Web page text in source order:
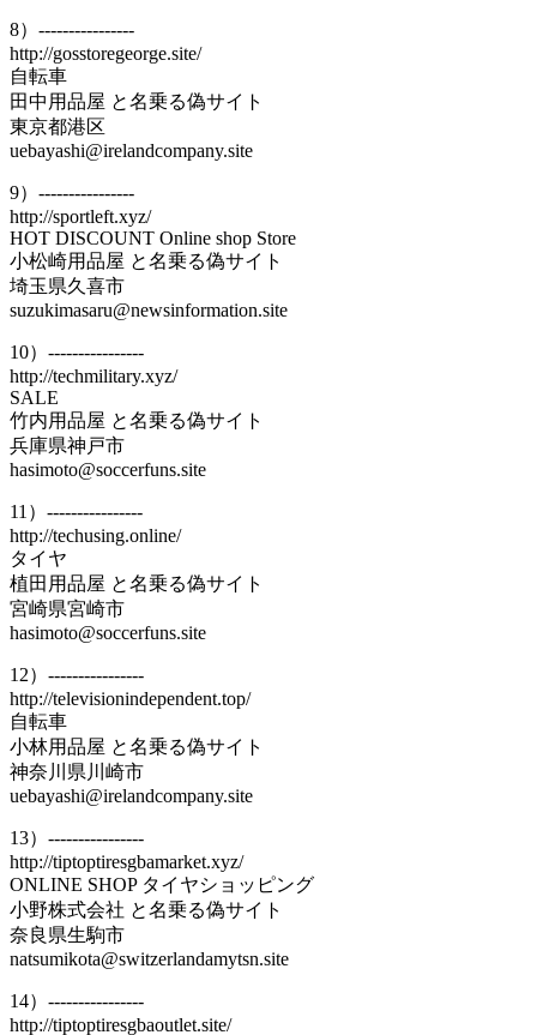
8）----------------
http://gosstoregeorge.site/
自転車
田中用品屋 と名乗る偽サイト
東京都港区
uebayashi@irelandcompany.site
9）----------------
http://sportleft.xyz/
HOT DISCOUNT Online shop Store
小松崎用品屋 と名乗る偽サイト
埼玉県久喜市
suzukimasaru@newsinformation.site
10）----------------
http://techmilitary.xyz/
SALE
竹内用品屋 と名乗る偽サイト
兵庫県神戸市
hasimoto@soccerfuns.site
11）----------------
http://techusing.online/
タイヤ
植田用品屋 と名乗る偽サイト
宮崎県宮崎市
hasimoto@soccerfuns.site
12）----------------
http://televisionindependent.top/
自転車
小林用品屋 と名乗る偽サイト
神奈川県川崎市
uebayashi@irelandcompany.site
13）----------------
http://tiptoptiresgbamarket.xyz/
ONLINE SHOP タイヤショッピング
小野株式会社 と名乗る偽サイト
奈良県生駒市
natsumikota@switzerlandamytsn.site
14）----------------
http://tiptoptiresgbaoutlet.site/